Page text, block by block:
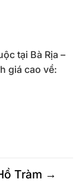
tại Bà Rịa –
giá cao về:
Tràm →